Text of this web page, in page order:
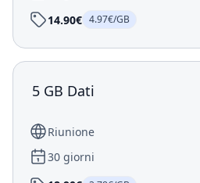
14.90€ 4.97€/GB
5 GB Dati
Riunione
30 giorni